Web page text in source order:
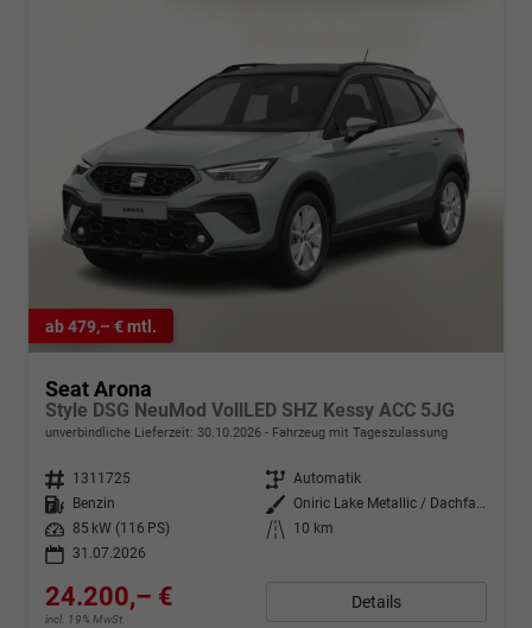
ab 479,– € mtl.
Seat Arona
Style DSG NeuMod VollLED SHZ Kessy ACC 5JG
unverbindliche Lieferzeit: 30.10.2026 Fahrzeug mit Tageszulassung
Fahrzeugnr. 1311725 Getriebe Automatik
Kraftstoff
Benzin Außenfarbe
Oniric Lake Metallic / Dachfarbe
Leistung
85 kW (116 PS) Kilometerstand
10 km
31.07.2026
24.200,– €
incl. 19% MwSt.
Details